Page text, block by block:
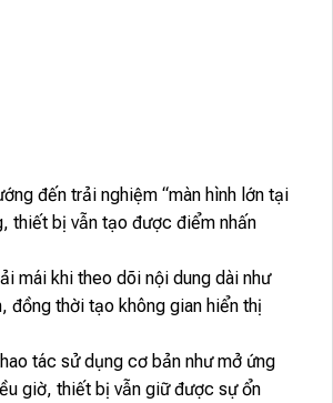
đến trải nghiệm “màn hình lớn tại
thiết bị vẫn tạo được điểm nhấn
mái khi theo dõi nội dung dài như
đồng thời tạo không gian hiển thị
tác sử dụng cơ bản như mở ứng
giờ, thiết bị vẫn giữ được sự ổn